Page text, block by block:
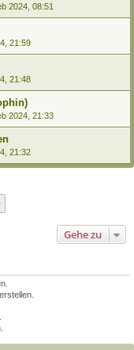
2024, 08:51
21:59
21:48
2024, 21:33
21:32
Gehe zu